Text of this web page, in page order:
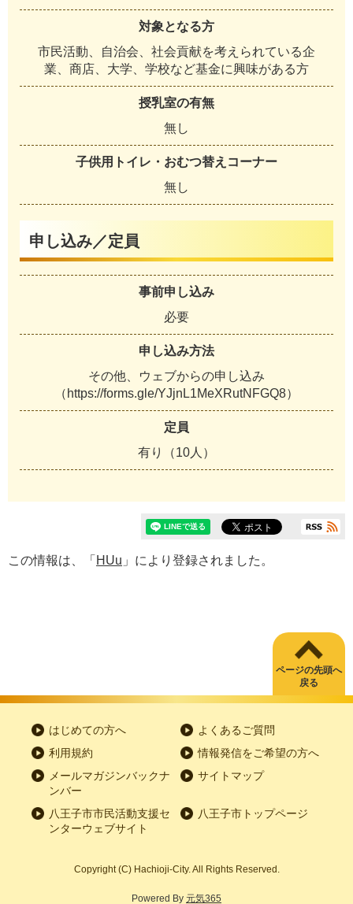
対象となる方
市民活動、自治会、社会貢献を考えられている企
業、商店、大学、学校など基金に興味がある方
授乳室の有無
無し
子供用トイレ・おむつ替えコーナー
無し
申し込み／定員
事前申し込み
必要
申し込み方法
その他、ウェブからの申し込み
（https://forms.gle/YJjnL1MeXRutNFGQ8）
定員
有り（10人）
この情報は、「 HUu 」により登録されました。
ページの先頭へ
戻る
はじめての方へ
よくあるご質問
利用規約
情報発信をご希望の方へ
メールマガジンバックナ
ンバー
サイトマップ
八王子市市民活動支援セ
ンターウェブサイト
八王子市トップページ
Copyright (C) Hachioji-City. All Rights Reserved.
Powered By 元気365